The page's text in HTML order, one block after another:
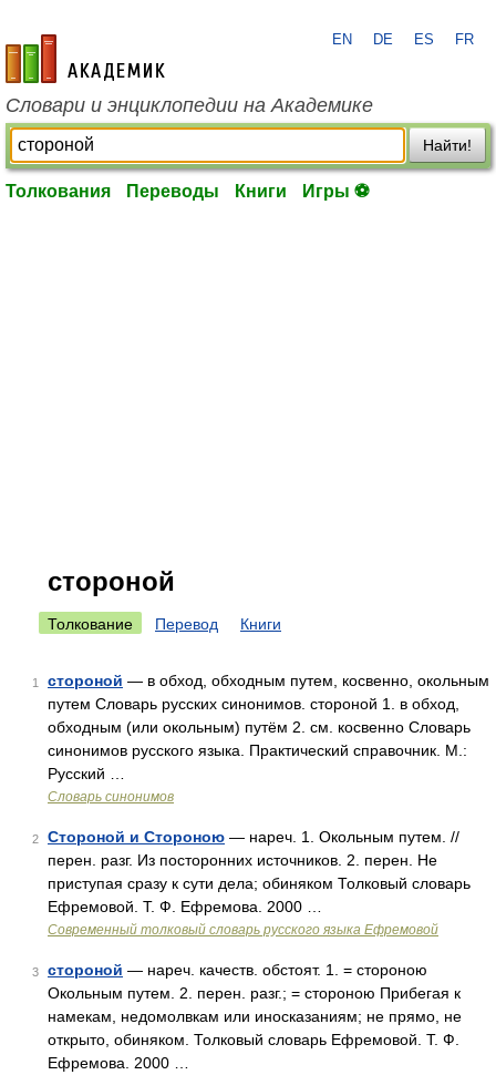
academic.ru
EN DE ES FR
Словари и энциклопедии на Академике
Найти!
Толкования Переводы Книги Игры ⚽
стороной
Толкование Перевод Книги
1 стороной — в обход, обходным путем, косвенно, окольным
путем Словарь русских синонимов. стороной 1. в обход,
обходным (или окольным) путём 2. см. косвенно Словарь
синонимов русского языка. Практический справочник. М.:
Русский …
Словарь синонимов
2 Стороной и Стороною — нареч. 1. Окольным путем. //
перен. разг. Из посторонних источников. 2. перен. Не
приступая сразу к сути дела; обиняком Толковый словарь
Ефремовой. Т. Ф. Ефремова. 2000 …
Современный толковый словарь русского языка Ефремовой
3 стороной — нареч. качеств. обстоят. 1. = стороною
Окольным путем. 2. перен. разг.; = стороною Прибегая к
намекам, недомолвкам или иносказаниям; не прямо, не
открыто, обиняком. Толковый словарь Ефремовой. Т. Ф.
Ефремова. 2000 …